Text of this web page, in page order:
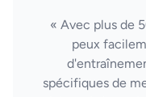
« Avec plus de
peux
spécifiques de